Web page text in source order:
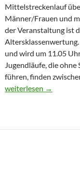
Mittelstreckenlauf
Männer/Frauen und
der Veranstaltung ist
und wird um 11.05
Jugendläufe, die
führen, finden
18. Klosterwald-Lauf
weiterlesen →